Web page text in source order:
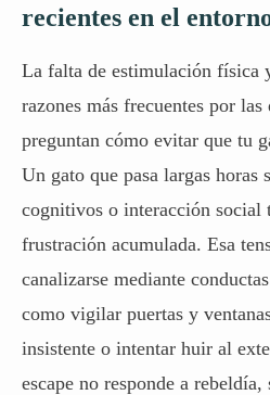
recientes en el
La falta de estimulación física
razones más frecuentes por
preguntan cómo evitar que tu
Un gato que pasa largas horas
cognitivos o interacción social
frustración acumulada. Esa
canalizarse mediante
como vigilar puertas y
insistente o intentar huir al
escape no responde a rebeldía,